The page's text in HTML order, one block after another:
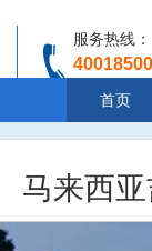
服务热线：
首页
马来西